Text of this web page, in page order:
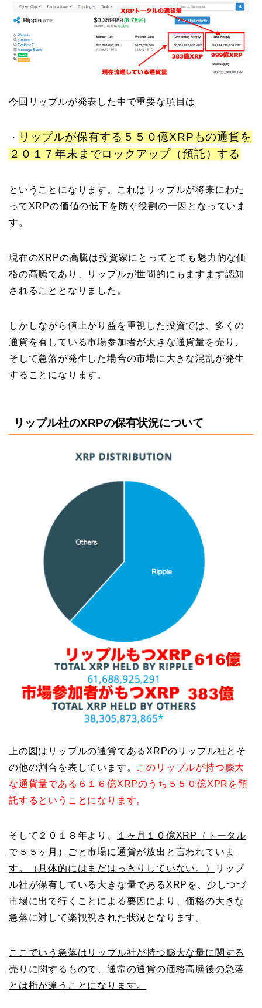
今回リップルが発表した中で重要な項目は
・
リップルが保有する５５０億XRPもの通貨を
２０１７年末までロックアップ（預託）する
ということになります。これはリップルが将来にわた
って XRPの価値の低下を防ぐ役割の一因 となっていま
す。
現在のXRPの高騰は投資家にとってとても魅力的な価
格の高騰であり、リップルが世間的にもますます認知
されることとなりました。
しかしながら値上がり益を重視した投資では、多くの
通貨を有している市場参加者が大きな通貨量を売り、
そして急落が発生した場合の市場に大きな混乱が発生
することになります。
リップル社のXRPの保有状況について
上の図はリップルの通貨であるXRPのリップル社とそ
の他の割合を表しています。 このリップルが持つ膨大
な通貨量である６１６億XRPのうち５５０億XPRを預
託するということになります。
そして２０１８年より、
１ヶ月１０億XRP（トータル
で５５ヶ月）ごと市場に通貨が放出と言われていま
す。（具体的にはまだはっきりしていない。）
リップ
ル社が保有している大きな量であるXRPを、少しつづ
市場に出て行くことによる要因により、価格の大きな
急落に対して楽観視された状況となります。
ここでいう急落はリップル社が持つ膨大な量に関する
売りに関するもので、通常の通貨の価格高騰後の急落
とは桁が違うことになります。